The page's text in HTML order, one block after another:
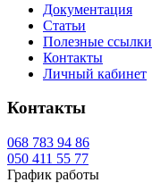
Документация
Статьи
Полезные ссылки
Контакты
Личный кабинет
Контакты
068 783 94 86
050 411 55 77
График работы